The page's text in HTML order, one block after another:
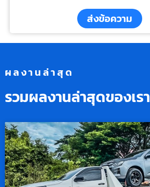
ส่งข้อความ
ผลงานล่าสุด
รวมผลงานล่าสุดของเรา